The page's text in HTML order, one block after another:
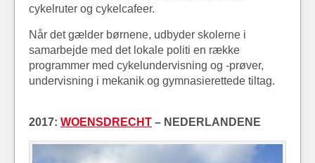
cykelruter og cykelcafeer.
Når det gælder børnene, udbyder skolerne i
samarbejde med det lokale politi en række
programmer med cykelundervisning og -prøver,
undervisning i mekanik og gymnasierettede tiltag.
2017: WOENSDRECHT – NEDERLANDENE